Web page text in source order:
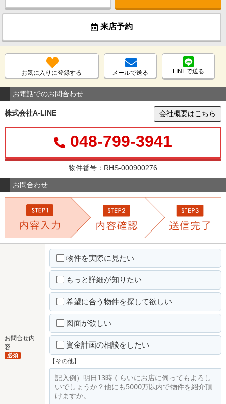
来店予約
お気に入りに登録する メールで送る LINEで送る
お電話でのお問合わせ
株式会社A-LINE 会社概要はこちら
048-799-3941
物件番号：RHS-000900276
お問合わせ
お問合せ内
容
必須
物件を実際に見たい
もっと詳細が知りたい
希望に合う物件を探して欲しい
図面が欲しい
資金計画の相談をしたい
【その他】